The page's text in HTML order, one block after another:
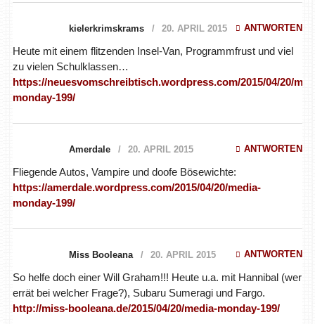
kielerkrimskrams 20. APRIL 2015 ANTWORTEN
Heute mit einem flitzenden Insel-Van, Programmfrust und viel
zu vielen Schulklassen…
https://neuesvomschreibtisch.wordpress.com/2015/04/20/
monday-199/
Amerdale 20. APRIL 2015 ANTWORTEN
Fliegende Autos, Vampire und doofe Bösewichte:
https://amerdale.wordpress.com/2015/04/20/media-
monday-199/
Miss Booleana 20. APRIL 2015 ANTWORTEN
So helfe doch einer Will Graham!!! Heute u.a. mit Hannibal (wer
errät bei welcher Frage?), Subaru Sumeragi und Fargo.
http://miss-booleana.de/2015/04/20/media-monday-199/